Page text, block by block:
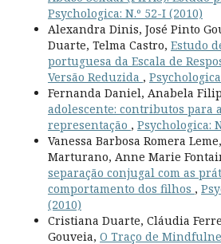
Psychologica: N.º 52-I (2010)
Alexandra Dinis, José Pinto
Duarte, Telma Castro, Estudo
portuguesa da Escala de
Versão Reduzida ,
Fernanda Daniel, Anabela
adolescente: contributos para
representação , Psychologica:
Vanessa Barbosa Romera
Marturano, Anne Marie
separação conjugal com as
comportamento dos filhos ,
(2010)
Cristiana Duarte, Cláudia
Gouveia, O Traço de